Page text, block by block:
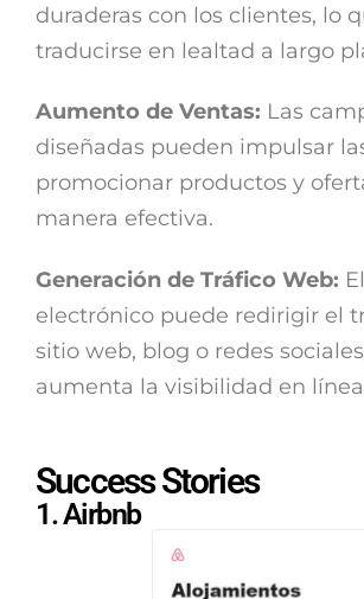
duraderas con los clientes, lo
traducirse en lealtad a largo
Aumento de Ventas: Las
diseñadas pueden impulsar
promocionar productos y
manera efectiva.
Generación de Tráfico Web:
electrónico puede redirigir el
sitio web, blog o redes
aumenta la visibilidad en
1. Airbnb
Success Stories